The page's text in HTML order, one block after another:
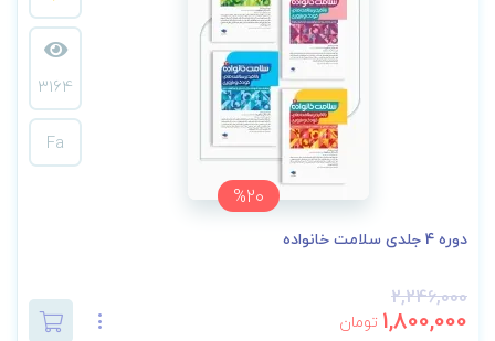
%20
3164
Fa
دوره 4 جلدی سلامت خانواده
2,246,000
1,800,000 تومان